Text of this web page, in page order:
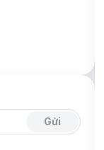
Gửi